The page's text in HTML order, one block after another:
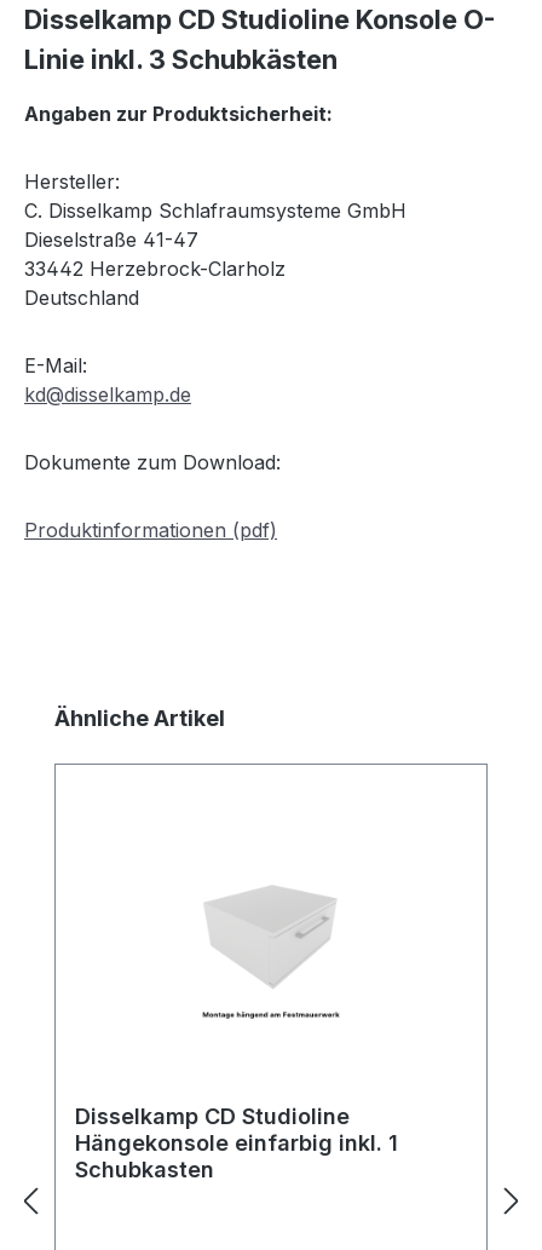
Disselkamp CD Studioline Konsole O-
Linie inkl. 3 Schubkästen
Angaben zur Produktsicherheit:
Hersteller:
C. Disselkamp Schlafraumsysteme GmbH
Dieselstraße 41-47
33442 Herzebrock-Clarholz
Deutschland
E-Mail:
kd@disselkamp.de
Dokumente zum Download:
Produktinformationen (pdf)
Produktgalerie überspringen
Ähnliche Artikel
Disselkamp CD Studioline
Hängekonsole einfarbig inkl. 1
Schubkasten